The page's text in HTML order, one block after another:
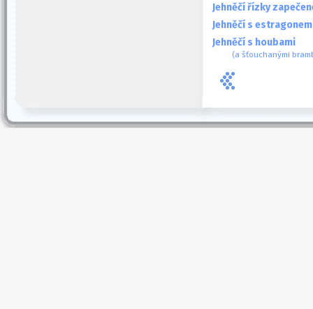
Jehněčí řízky
Jehněčí s estragonem
Jehněčí s houbami
(a šťouchanými